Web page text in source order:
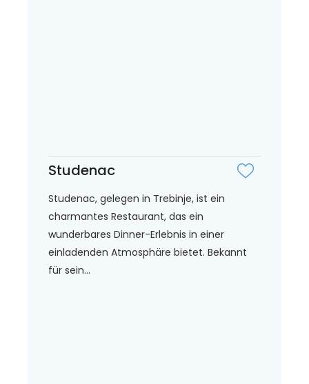
Studenac
Studenac, gelegen in Trebinje, ist ein
charmantes Restaurant, das ein
wunderbares Dinner-Erlebnis in einer
einladenden Atmosphäre bietet. Bekannt
für sein...